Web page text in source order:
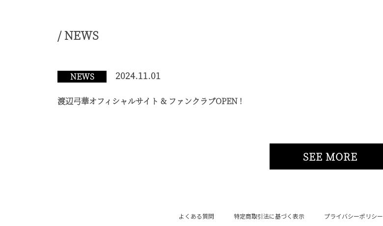
/ NEWS
NEWS 2024.11.01
渡辺弓華オフィシャルサイト & ファンクラブOPEN !
SEE MORE
よくある質問 特定商取引法に基づく表示 プライバシーポリシー